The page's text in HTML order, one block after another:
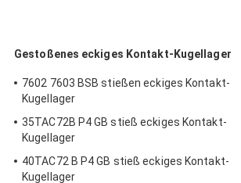
Gestoßenes eckiges Kontakt-Kugellager
7602 7603 BSB stießen eckiges Kontakt-
Kugellager
35TAC72B P4 GB stieß eckiges Kontakt-
Kugellager
40TAC72 B P4 GB stieß eckiges Kontakt-
Kugellager